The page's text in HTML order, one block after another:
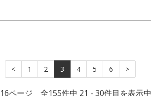
< 1 2 3(current)
4 5 6 >
ページ 全155件中 21 - 30件目を表示中